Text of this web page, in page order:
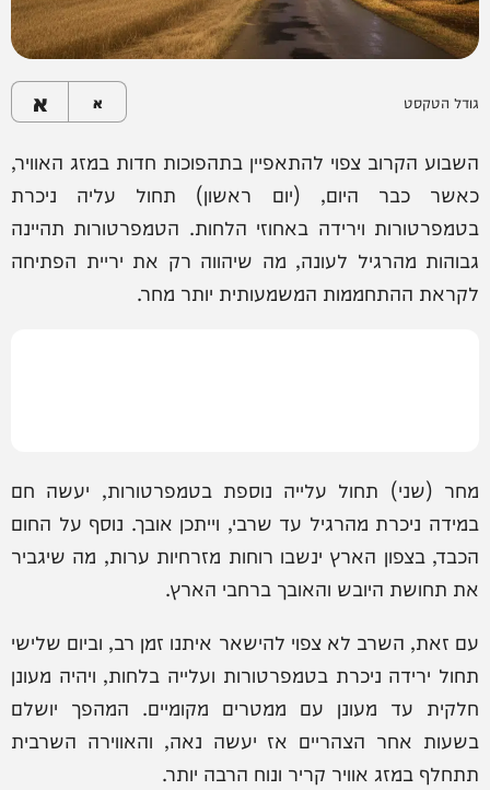
גודל הטקסט א א
השבוע הקרוב צפוי להתאפיין בתהפוכות חדות במזג האוויר,
כאשר כבר היום, (יום ראשון) תחול עליה ניכרת
בטמפרטורות וירידה באחוזי הלחות. הטמפרטורות תהיינה
גבוהות מהרגיל לעונה, מה שיהווה רק את יריית הפתיחה
לקראת ההתחממות המשמעותית יותר מחר.
מחר (שני) תחול עלייה נוספת בטמפרטורות, יעשה חם
במידה ניכרת מהרגיל עד שרבי, וייתכן אובך. נוסף על החום
הכבד, בצפון הארץ ינשבו רוחות מזרחיות ערות, מה שיגביר
את תחושת היובש והאובך ברחבי הארץ.
עם זאת, השרב לא צפוי להישאר איתנו זמן רב, וביום שלישי
תחול ירידה ניכרת בטמפרטורות ועלייה בלחות, ויהיה מעונן
חלקית עד מעונן עם ממטרים מקומיים. המהפך יושלם
בשעות אחר הצהריים אז יעשה נאה, והאווירה השרבית
תתחלף במזג אוויר קריר ונוח הרבה יותר.